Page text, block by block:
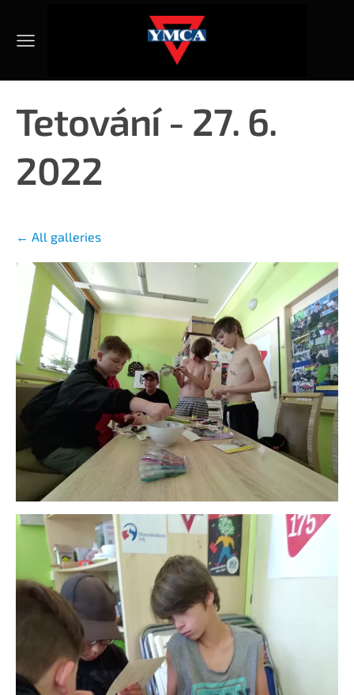
Tetování - 27. 6.
2022
All galleries